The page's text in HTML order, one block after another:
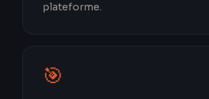
plateforme.
🎯